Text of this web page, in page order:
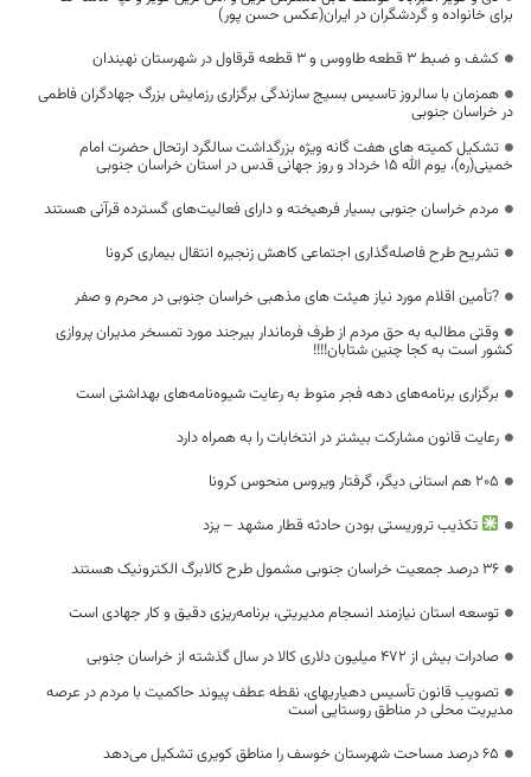
برای خانواده و گردشگران در ایران(عکس حسن پور)
کشف و ضبط 3 قطعه طاووس و 3 قطعه قرقاول در شهرستان نهبندان
همزمان با سالروز تاسیس بسیج سازندگی برگزاری رزمایش بزرگ جهادگران فاطمی
در خراسان جنوبی
تشکیل کمیته های هفت گانه ویژه بزرگداشت سالگرد ارتحال حضرت امام
خمینی(ره)، یوم الله 15 خرداد و روز جهانی قدس در استان خراسان جنوبی
مردم خراسان جنوبی بسیار فرهیخته و دارای فعالیت‌های گسترده قرآنی هستند
تشریح طرح فاصله‌گذاری اجتماعی کاهش زنجیره انتقال بیماری کرونا
?تأمین اقلام مورد نیاز هیئت های مذهبی خراسان جنوبی در محرم و صفر
وقتی مطالبه به حق مردم از طرف فرماندار بیرجند مورد تمسخر مدیران پروازی
کشور است به کجا چنین شتابان!!!!
برگزاری برنامه‌های دهه فجر منوط به رعایت شیوه‌نامه‌های بهداشتی است
رعایت قانون مشارکت بیشتر در انتخابات را به همراه دارد
۲۰۵ هم استانی دیگر، گرفتار ویروس منحوس کرونا
تکذیب تروریستی بودن حادثه قطار مشهد – یزد
۳۶ درصد جمعیت خراسان جنوبی مشمول طرح کالابرگ الکترونیک هستند
توسعه استان نیازمند انسجام مدیریتی، برنامه‌ریزی دقیق و کار جهادی است
صادرات بیش از ۴۷۲ میلیون دلاری کالا در سال گذشته از خراسان جنوبی
تصویب قانون تأسیس دهیاریهای، نقطه عطف پیوند حاکمیت با مردم در عرصه
مدیریت محلی در مناطق روستایی است
۶۵ درصد مساحت شهرستان خوسف را مناطق کویری تشکیل می‌دهد